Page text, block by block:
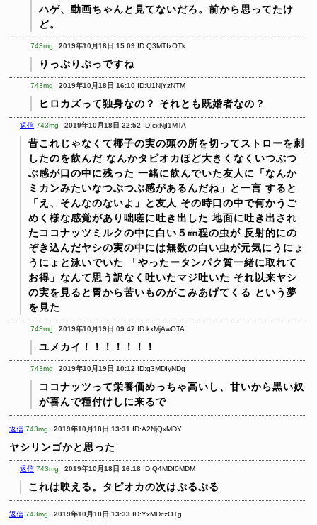
ハゲ、動画ちゃんと見てないだろ。前から思ってたけ
ど。
743mg 2019年10月18日 15:09 ID:Q3MTIxOTk
りっぷりぷっですね
743mg 2019年10月18日 16:10 ID:U1NjYzNTM
ヒロカズって独身なの？ それとも既婚者なの？
返信 743mg 2019年10月18日 22:52 ID:cxNjI1MTA
昔これじゃなくて椰子の実の頭の所を切ってストローを刺
したのを飲んだ なんかタピオカほど大きくなくいつぶつ
ぶ感が口の中に残った 一緒に飲んでいた友人に「なんか
ミカンみたいなつぶつぶ感があるんだね」と一言 すると
「え、そんなのないよ」と友人 その時口の中で何かうご
めく様な感覚があり咄嗟に吐き出した 地面に吐き出され
たココナッツミルクの中に白い５㎜程の虫が 反射的にの
ぞき込んだヤシの実の中には無数の白い虫が元気にうにょ
うにょと泳いでいた
「やったータンパク質一緒に取れて
お得」なんて思う訳なく吐いたマジ吐いた それ以来ヤシ
の実を見ると胃から苦いものがこみあげてくる という夢
を見た
743mg 2019年10月19日 09:47 ID:kxMjAwOTA
ユメカイ！！！！！！！
743mg 2019年10月19日 10:12 ID:g3MDIyNDg
ココナッツって栄養価めっちゃ高いし、甘いから黒い奴
が喜んで種付けしに来るで
返信 743mg 2019年10月18日 13:31 ID:A2NjQxMDY
ヤシリンゴかと思った
返信 743mg 2019年10月18日 16:18 ID:Q4MDI0MDM
これは映える。タピオカの次はぷるぷる
返信 743mg 2019年10月18日 13:33 ID:YxMDczOTg